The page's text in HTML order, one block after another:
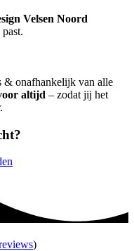
Velsen Noord
& onafhankelijk van alle
altijd – zodat jij het
)